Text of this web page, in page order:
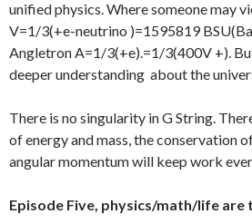
unified physics. Where someone may
V=1/3(+e-neutrino )=1595819
Angletron A=1/3(+e).=1/3(400V +).
deeper understanding about the
There is no singularity in G String.
of energy and mass, the conservation
angular momentum will keep work
Episode Five, physics/math/life are